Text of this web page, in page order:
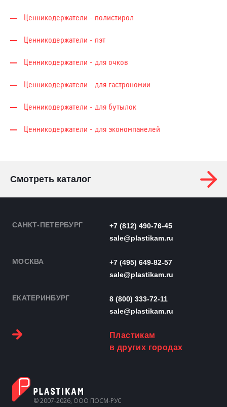
Ценникодер­жа­те­ли - полистирол
Ценникодер­жа­те­ли - пэт
Ценникодер­жа­те­ли - для очков
Ценникодер­жа­те­ли - для гастрономии
Ценникодер­жа­те­ли - для бутылок
Ценникодер­жа­те­ли - для экономпанелей
Смотреть каталог
САНКТ-ПЕТЕРБУРГ
+7 (812) 490-76-45
sale@plastikam.ru
МОСКВА
+7 (495) 649-82-57
sale@plastikam.ru
ЕКАТЕРИНБУРГ
8 (800) 333-72-11
sale@plastikam.ru
Пластикам
в других городах
© 2007-2026, ООО ПОСМ-РУС